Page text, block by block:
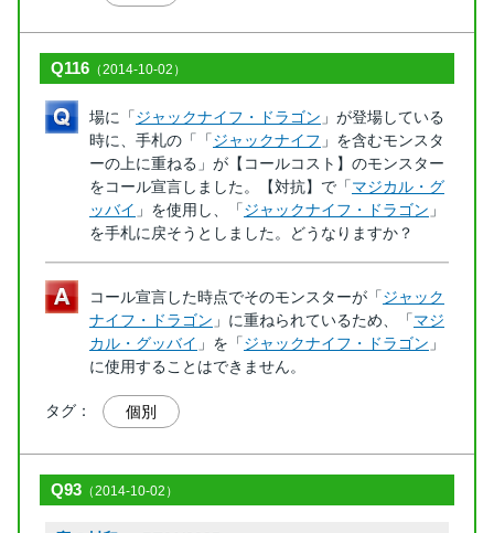
Q116 （2014-10-02）
場に「ジャックナイフ・ドラゴン 」が登場している
時に、手札の「「ジャックナイフ 」を含むモンスタ
ーの上に重ねる」が【コールコスト】のモンスター
をコール宣言しました。【対抗】で「マジカル・グ
ッバイ 」を使用し、「ジャックナイフ・ドラゴン 」
を手札に戻そうとしました。どうなりますか？
コール宣言した時点でそのモンスターが「ジャック
ナイフ・ドラゴン 」に重ねられているため、「マジ
カル・グッバイ 」を「ジャックナイフ・ドラゴン 」
に使用することはできません。
タグ： 個別
Q93 （2014-10-02）